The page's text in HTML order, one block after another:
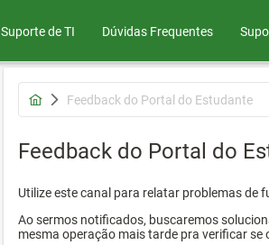
Suporte de TI Dúvidas Frequentes
Feedback do Portal do Estudante
Feedback do Portal do
Utilize este canal para relatar problemas de
Ao sermos notificados, buscaremos
mesma operação mais tarde pra verificar se